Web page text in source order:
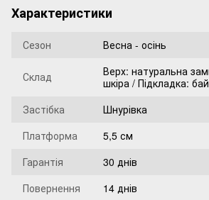
Характеристики
Сезон Весна - осінь
Склад
Верх: натуральна
шкіра / Підкладка:
Застібка
Шнурівка
Платформа
5,5 см
Гарантія
30 днів
Повернення
14 днів